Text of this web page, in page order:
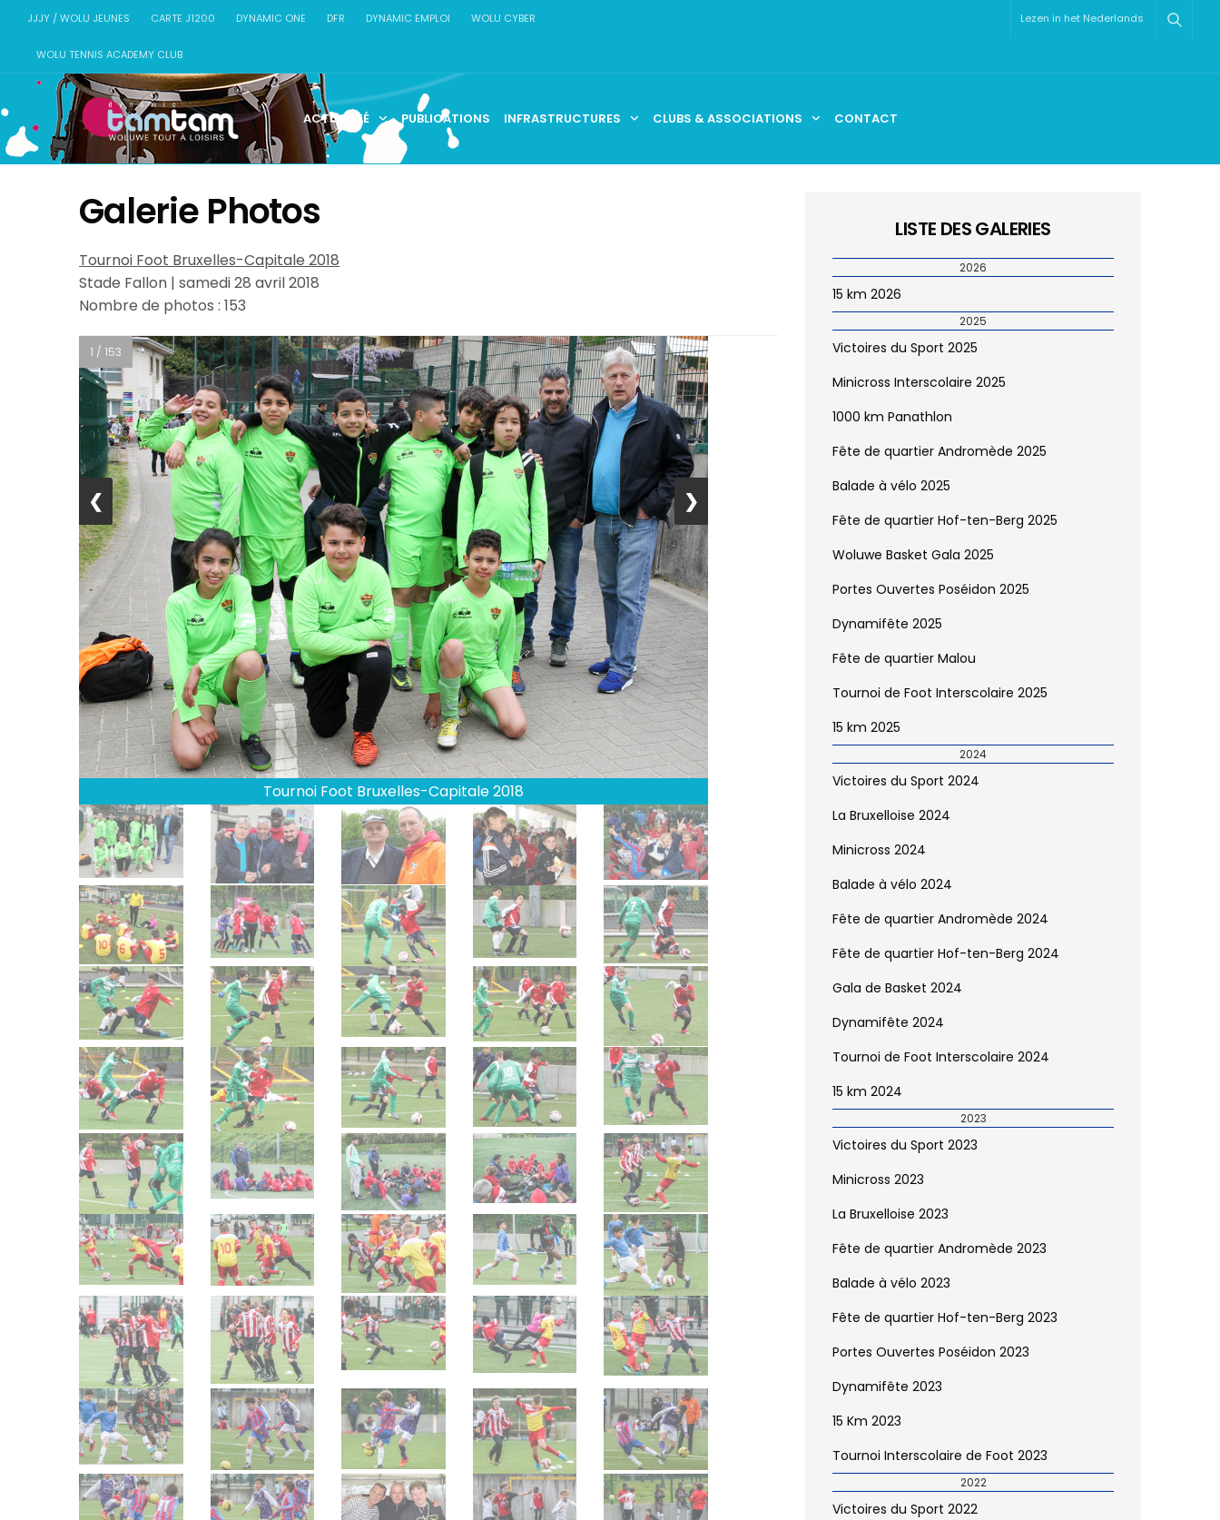
JJJY / WOLU JEUNES CARTE J1200 DYNAMIC ONE DFR DYNAMIC EMPLOI WOLU CYBER
WOLU TENNIS ACADEMY CLUB
Lezen in het Nederlands
ACTUALITÉ PUBLICATIONS INFRASTRUCTURES CLUBS & ASSOCIATIONS CONTACT
Galerie Photos
Tournoi Foot Bruxelles-Capitale 2018
Stade Fallon | samedi 28 avril 2018
Nombre de photos : 153
1 / 153
❮ ❯
Tournoi Foot Bruxelles-Capitale 2018
LISTE DES GALERIES
2026
15 km 2026
2025
Victoires du Sport 2025
Minicross Interscolaire 2025
1000 km Panathlon
Fête de quartier Andromède 2025
Balade à vélo 2025
Fête de quartier Hof-ten-Berg 2025
Woluwe Basket Gala 2025
Portes Ouvertes Poséidon 2025
Dynamifête 2025
Fête de quartier Malou
Tournoi de Foot Interscolaire 2025
15 km 2025
2024
Victoires du Sport 2024
La Bruxelloise 2024
Minicross 2024
Balade à vélo 2024
Fête de quartier Andromède 2024
Fête de quartier Hof-ten-Berg 2024
Gala de Basket 2024
Dynamifête 2024
Tournoi de Foot Interscolaire 2024
15 km 2024
2023
Victoires du Sport 2023
Minicross 2023
La Bruxelloise 2023
Fête de quartier Andromède 2023
Balade à vélo 2023
Fête de quartier Hof-ten-Berg 2023
Portes Ouvertes Poséidon 2023
Dynamifête 2023
15 Km 2023
Tournoi Interscolaire de Foot 2023
2022
Victoires du Sport 2022